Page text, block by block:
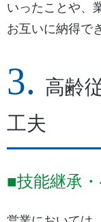
いったことや、
お互いに納得で
高齢
工夫
■技能継承